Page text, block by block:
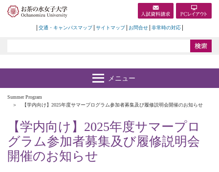
交通・キャンパスマップ サイトマップ お問合せ 非常時の対応
Summer Program
【学内向け】2025年度サマープログラム参加者募集及び履修説明会開催のお知らせ
【学内向け】2025年度サマープロ
グラム参加者募集及び履修説明会
開催のお知らせ